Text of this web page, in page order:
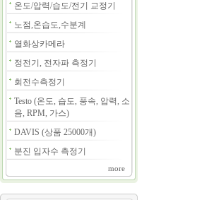
온도/압력/습도/전기 교정기
노점,온습도,수분계
열화상카메라
정전기, 전자파 측정기
회전수측정기
Testo (온도, 습도, 풍속, 압력, 소
음, RPM, 가스)
DAVIS (상품 25000개)
분진 입자수 측정기
more